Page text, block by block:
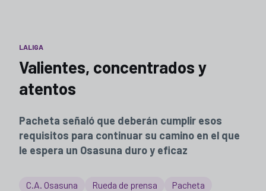
LALIGA
Valientes, concentrados y
atentos
Pacheta señaló que deberán cumplir esos
requisitos para continuar su camino en el que
le espera un Osasuna duro y eficaz
C.A. Osasuna Rueda de prensa Pacheta